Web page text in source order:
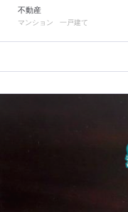
不動産
マンション 一戸建て